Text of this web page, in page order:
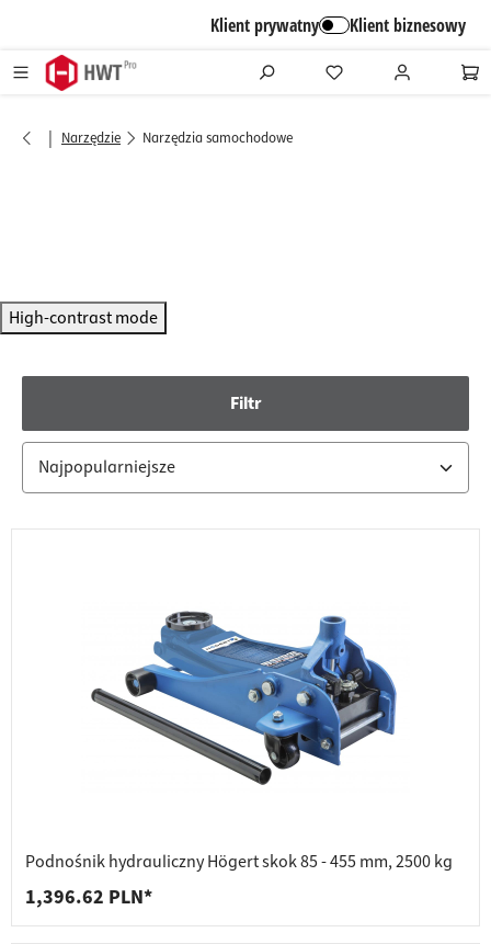
Klient prywatny Klient biznesowy
| Narzędzie Narzędzia samochodowe
High-contrast mode
Filtr
Podnośnik hydrauliczny Högert skok 85 - 455 mm, 2500 kg
1,396.62 PLN*